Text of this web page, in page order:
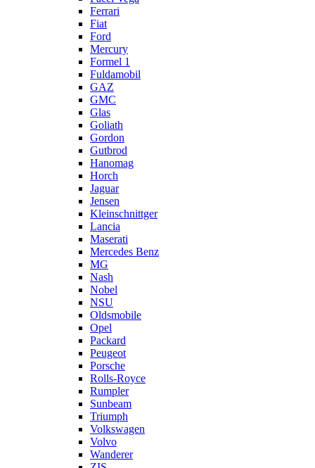
Ferrari
Fiat
Ford
Mercury
Formel 1
Fuldamobil
GAZ
GMC
Glas
Goliath
Gordon
Gutbrod
Hanomag
Horch
Jaguar
Jensen
Kleinschnittger
Lancia
Maserati
Mercedes Benz
MG
Nash
Nobel
NSU
Oldsmobile
Opel
Packard
Peugeot
Porsche
Rolls-Royce
Rumpler
Sunbeam
Triumph
Volkswagen
Volvo
Wanderer